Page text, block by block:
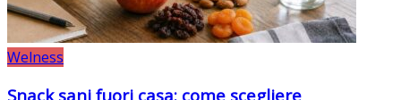
Welness
Snack sani fuori casa: come scegliere